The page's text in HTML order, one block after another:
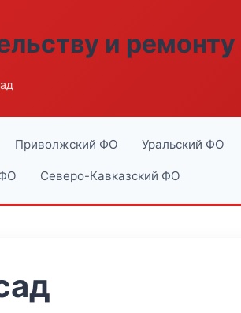
и ремонту
Приволжский ФО Уральский ФО
Северо-Кавказский ФО